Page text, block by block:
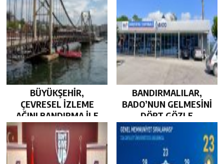
BÜYÜKŞEHİR,
ÇEVRESEL İZLEME
AĞINI BANDIRMA İLE
GÜÇLENDİRDİ…
BANDIRMALILAR,
BADO’NUN GELMESİNİ
DÖRT GÖZLE
BEKLİYOR…